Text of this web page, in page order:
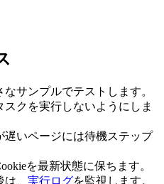
サンプルでテストします。
クを実行しないようにしま
遅いページには待機ステップ
を最新状態に保ちます。
、 実行ログを監視します。